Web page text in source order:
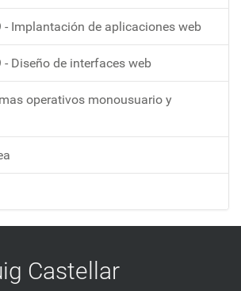
- Implantación de aplicaciones web
- Diseño de interfaces web
operativos monousuario y
Castellar